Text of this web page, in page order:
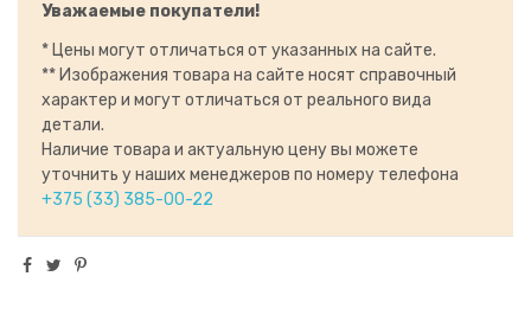
Уважаемые покупатели!
* Цены могут отличаться от указанных на сайте.
** Изображения товара на сайте носят справочный
характер и могут отличаться от реального вида
детали.
Наличие товара и актуальную цену вы можете
уточнить у наших менеджеров по номеру телефона
+375 (33) 385-00-22